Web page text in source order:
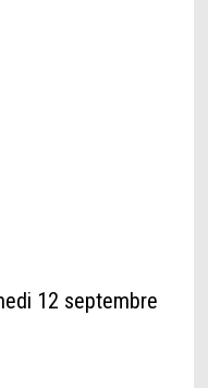
12 septembre